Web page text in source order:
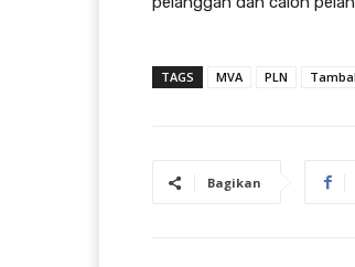
TAGS MVA PLN
Bagikan